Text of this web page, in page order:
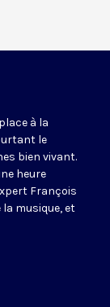
à la
le
bien vivant.
heure
François
la musique, et